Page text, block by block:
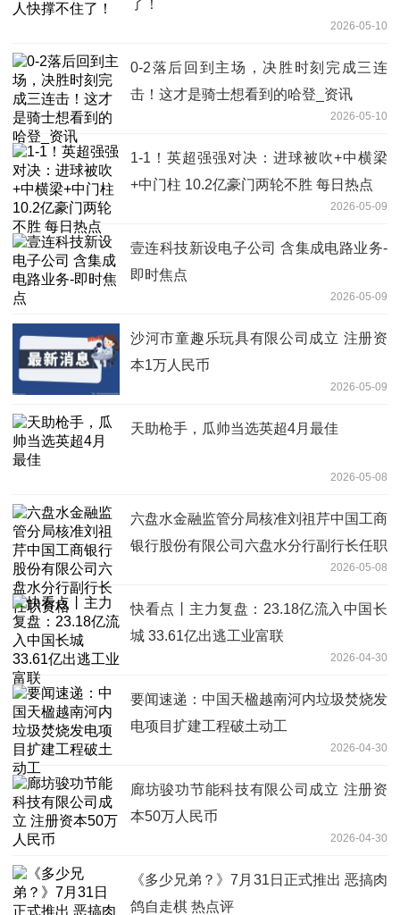
了！
2026-05-10
0-2落后回到主场，决胜时刻完成三连
击！这才是骑士想看到的哈登_资讯
2026-05-10
1-1！英超强强对决：进球被吹+中横梁
+中门柱 10.2亿豪门两轮不胜 每日热点
2026-05-09
壹连科技新设电子公司 含集成电路业务-
即时焦点
2026-05-09
沙河市童趣乐玩具有限公司成立 注册资
本1万人民币
2026-05-09
天助枪手，瓜帅当选英超4月最佳
2026-05-08
六盘水金融监管分局核准刘祖芹中国工商
银行股份有限公司六盘水分行副行长任职
2026-05-08
快看点丨主力复盘：23.18亿流入中国长
城 33.61亿出逃工业富联
2026-04-30
要闻速递：中国天楹越南河内垃圾焚烧发
电项目扩建工程破土动工
2026-04-30
廊坊骏功节能科技有限公司成立 注册资
本50万人民币
2026-04-30
《多少兄弟？》7月31日正式推出 恶搞肉
鸽自走棋 热点评